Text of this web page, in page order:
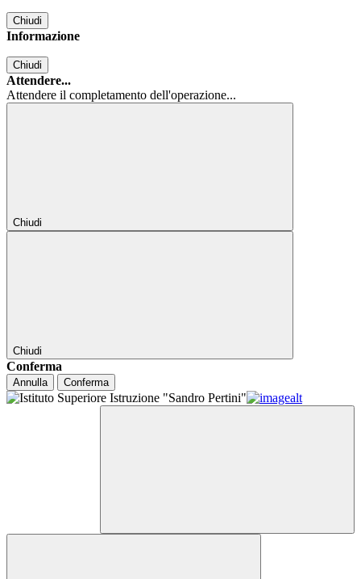
Chiudi
Informazione
Chiudi
Attendere...
Attendere il completamento dell'operazione...
Chiudi
Chiudi
Conferma
Annulla Conferma